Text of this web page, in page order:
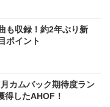
も収録！約2年ぶり新
ポイント
カムバック期待度ラン
得したAHOF！